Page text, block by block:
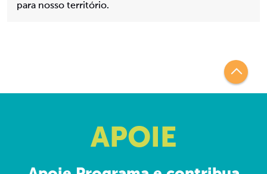
para nosso território.
APOIE